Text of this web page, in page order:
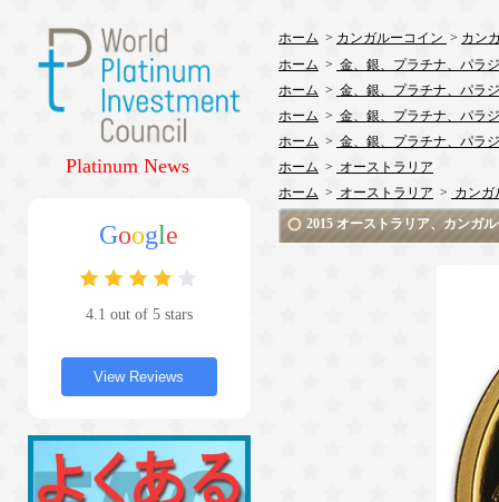
Platinum News
Google
4.1 out of 5 stars
View Reviews
ホーム > カンガルーコイン > カン
ホーム > 金、銀、プラチナ、パラ
ホーム > 金、銀、プラチナ、パラ
ホーム > 金、銀、プラチナ、パラ
ホーム > 金、銀、プラチナ、パラ
ホーム > オーストラリア
ホーム > オーストラリア > カンガ
2015 オーストラリア、カンガ